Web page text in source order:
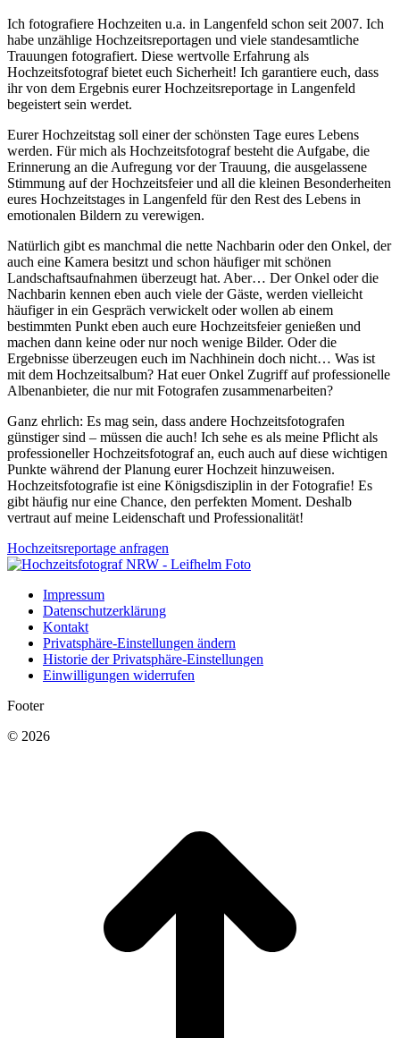
Ich fotografiere Hochzeiten u.a. in Langenfeld schon seit 2007. Ich
habe unzählige Hochzeitsreportagen und viele standesamtliche
Trauungen fotografiert. Diese wertvolle Erfahrung als
Hochzeitsfotograf bietet euch Sicherheit! Ich garantiere euch, dass
ihr von dem Ergebnis eurer Hochzeitsreportage in Langenfeld
begeistert sein werdet.
Eurer Hochzeitstag soll einer der schönsten Tage eures Lebens
werden. Für mich als Hochzeitsfotograf besteht die Aufgabe, die
Erinnerung an die Aufregung vor der Trauung, die ausgelassene
Stimmung auf der Hochzeitsfeier und all die kleinen Besonderheiten
eures Hochzeitstages in Langenfeld für den Rest des Lebens in
emotionalen Bildern zu verewigen.
Natürlich gibt es manchmal die nette Nachbarin oder den Onkel, der
auch eine Kamera besitzt und schon häufiger mit schönen
Landschaftsaufnahmen überzeugt hat. Aber… Der Onkel oder die
Nachbarin kennen eben auch viele der Gäste, werden vielleicht
häufiger in ein Gespräch verwickelt oder wollen ab einem
bestimmten Punkt eben auch eure Hochzeitsfeier genießen und
machen dann keine oder nur noch wenige Bilder. Oder die
Ergebnisse überzeugen euch im Nachhinein doch nicht… Was ist
mit dem Hochzeitsalbum? Hat euer Onkel Zugriff auf professionelle
Albenanbieter, die nur mit Fotografen zusammenarbeiten?
Ganz ehrlich: Es mag sein, dass andere Hochzeitsfotografen
günstiger sind – müssen die auch! Ich sehe es als meine Pflicht als
professioneller Hochzeitsfotograf an, euch auch auf diese wichtigen
Punkte während der Planung eurer Hochzeit hinzuweisen.
Hochzeitsfotografie ist eine Königsdisziplin in der Fotografie! Es
gibt häufig nur eine Chance, den perfekten Moment. Deshalb
vertraut auf meine Leidenschaft und Professionalität!
Hochzeitsreportage anfragen
Impressum
Datenschutzerklärung
Kontakt
Privatsphäre-Einstellungen ändern
Historie der Privatsphäre-Einstellungen
Einwilligungen widerrufen
Footer
© 2026